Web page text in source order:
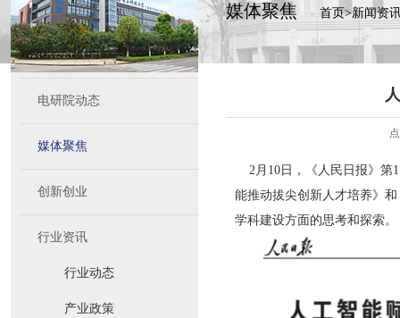
电研院动态
媒体聚焦
创新创业
行业资讯
行业动态
产业政策
媒体聚焦 首页>新闻资
2月10日，《人民日报》第
能推动拔尖创新人才培养》
学科建设方面的思考和探索。